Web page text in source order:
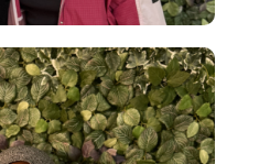
de façon...